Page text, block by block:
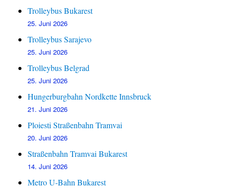
Trolleybus Bukarest
25. Juni 2026
Trolleybus Sarajevo
25. Juni 2026
Trolleybus Belgrad
25. Juni 2026
Hungerburgbahn Nordkette Innsbruck
21. Juni 2026
Ploiesti Straßenbahn Tramvai
20. Juni 2026
Straßenbahn Tramvai Bukarest
14. Juni 2026
Metro U-Bahn Bukarest